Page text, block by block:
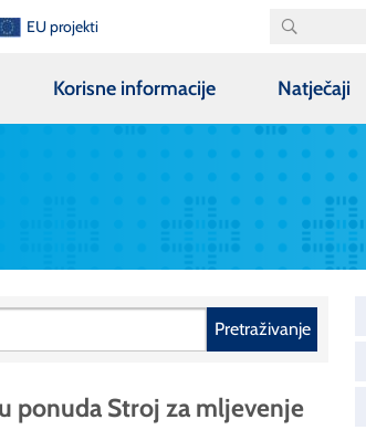
EU projekti
Korisne informacije Natječaji
Pretraživanje
ponuda Stroj za mljevenje